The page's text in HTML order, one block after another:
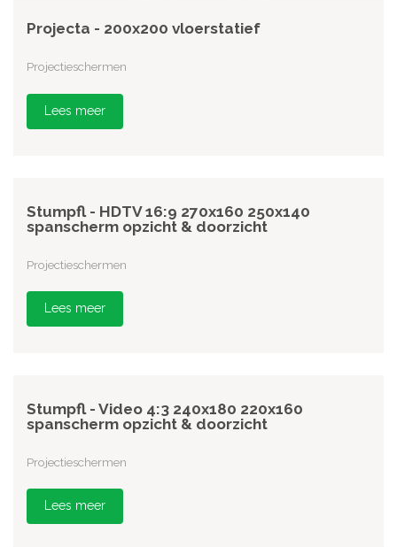
Projecta - 200x200 vloerstatief
Projectieschermen
Lees meer
Stumpfl - HDTV 16:9 270x160 250x140
spanscherm opzicht & doorzicht
Projectieschermen
Lees meer
Stumpfl - Video 4:3 240x180 220x160
spanscherm opzicht & doorzicht
Projectieschermen
Lees meer